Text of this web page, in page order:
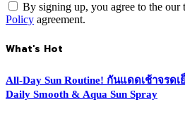
By signing up, you agree to the our
Policy agreement.
What's Hot
All-Day Sun Routine! กันแดดเช้าจรดเ
Daily Smooth & Aqua Sun Spray